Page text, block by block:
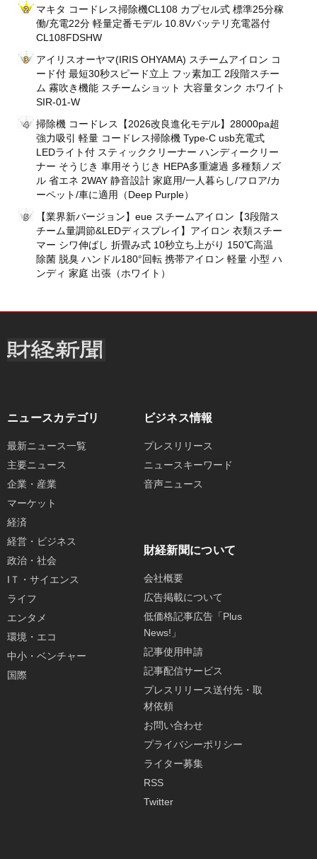
マキタ コードレス掃除機CL108 カプセル式 標準25分稼
働/充電22分 軽量定番モデル 10.8Vバッテリ充電器付
CL108FDSHW
アイリスオーヤマ(IRIS OHYAMA) スチームアイロン コ
ード付 最短30秒スピード立上 フッ素加工 2段階スチー
ム 霧吹き機能 スチームショット 大容量タンク ホワイト
SIR-01-W
掃除機 コードレス【2026改良進化モデル】28000pa超
強力吸引 軽量 コードレス掃除機 Type-C usb充電式
LEDライト付 スティッククリーナー ハンディークリー
ナー そうじき 車用そうじき HEPA多重濾過 多種類ノズ
ル 省エネ 2WAY 静音設計 家庭用/一人暮らし/フロア/カ
ーペット/車に適用（Deep Purple）
【業界新バージョン】eue スチームアイロン【3段階ス
チーム量調節&LEDディスプレイ】アイロン 衣類スチー
マー シワ伸ばし 折畳み式 10秒立ち上がり 150℃高温
除菌 脱臭 ハンドル180°回転 携帯アイロン 軽量 小型 ハ
ンディ 家庭 出張（ホワイト）
ニュースカテゴリ
最新ニュース一覧
主要ニュース
企業・産業
マーケット
経済
経営・ビジネス
政治・社会
IＴ・サイエンス
ライフ
エンタメ
環境・エコ
中小・ベンチャー
国際
ビジネス情報
プレスリリース
ニュースキーワード
音声ニュース
財経新聞について
会社概要
広告掲載について
低価格記事広告「Plus
News!」
記事使用申請
記事配信サービス
プレスリリース送付先・取
材依頼
お問い合わせ
プライバシーポリシー
ライター募集
RSS
Twitter